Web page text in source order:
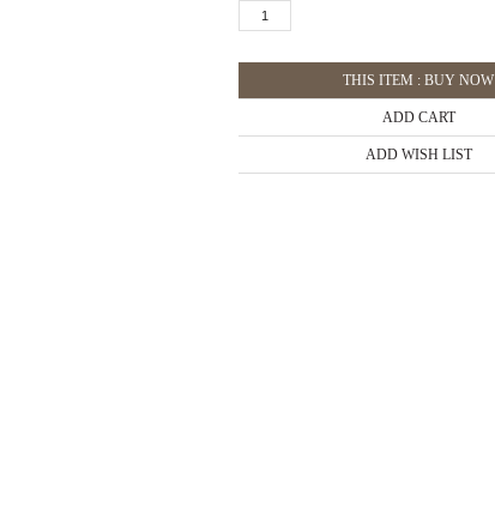
THIS ITEM : BUY NOW
ADD CART
ADD WISH LIST